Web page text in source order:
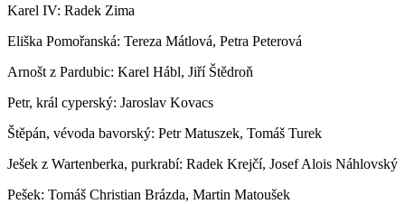
Karel IV: Radek Zima
Eliška Pomořanská: Tereza Mátlová, Petra Peterová
Arnošt z Pardubic: Karel Hábl, Jiří Štědroň
Petr, král cyperský: Jaroslav Kovacs
Štěpán, vévoda bavorský: Petr Matuszek, Tomáš Turek
Ješek z Wartenberka, purkrabí: Radek Krejčí, Josef Alois Náhlovský
Pešek: Tomáš Christian Brázda, Martin Matoušek